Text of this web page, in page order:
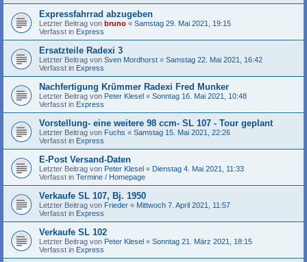
Expressfahrrad abzugeben
Letzter Beitrag von bruno « Samstag 29. Mai 2021, 19:15
Verfasst in Express
Ersatzteile Radexi 3
Letzter Beitrag von Sven Mordhorst « Samstag 22. Mai 2021, 16:42
Verfasst in Express
Nachfertigung Krümmer Radexi Fred Munker
Letzter Beitrag von Peter Klesel « Sonntag 16. Mai 2021, 10:48
Verfasst in Express
Vorstellung- eine weitere 98 ccm- SL 107 - Tour geplant
Letzter Beitrag von Fuchs « Samstag 15. Mai 2021, 22:26
Verfasst in Express
E-Post Versand-Daten
Letzter Beitrag von Peter Klesel « Dienstag 4. Mai 2021, 11:33
Verfasst in Termine / Homepage
Verkaufe SL 107, Bj. 1950
Letzter Beitrag von Frieder « Mittwoch 7. April 2021, 11:57
Verfasst in Express
Verkaufe SL 102
Letzter Beitrag von Peter Klesel « Sonntag 21. März 2021, 18:15
Verfasst in Express